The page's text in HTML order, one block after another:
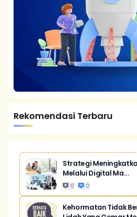
Rekomendasi Terbaru
Strategi
Melalui Digital Ma...
0 0
Kehormatan Tidak